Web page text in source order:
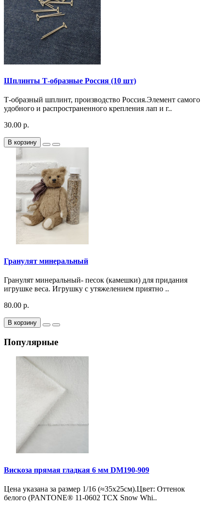
Шплинты Т-образные Россия (10 шт)
Т-образный шплинт, производство Россия.Элемент самого
удобного и распространенного крепления лап и г..
30.00 р.
В корзину
Гранулят минеральный
Гранулят минеральный- песок (камешки) для придания
игрушке веса. Игрушку с утяжелением приятно ..
80.00 р.
В корзину
Популярные
Вискоза прямая гладкая 6 мм DM190-909
Цена указана за размер 1/16 (≈35х25см).Цвет: Оттенок
белого (PANTONE® 11-0602 TCX Snow Whi..